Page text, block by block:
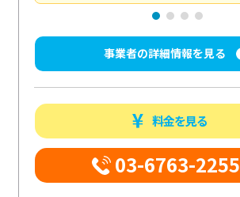
事業者の詳細情報を見る
料金を見る
03-6763-2255